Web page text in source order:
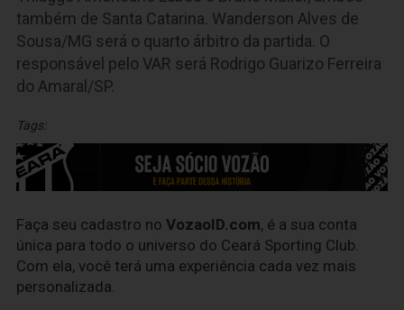
também de Santa Catarina. Wanderson Alves de
Sousa/MG será o quarto árbitro da partida. O
responsável pelo VAR será Rodrigo Guarizo Ferreira
do Amaral/SP.
Tags:
Faça seu cadastro no VozaoID.com, é a sua conta
única para todo o universo do Ceará Sporting Club.
Com ela, você terá uma experiência cada vez mais
personalizada.